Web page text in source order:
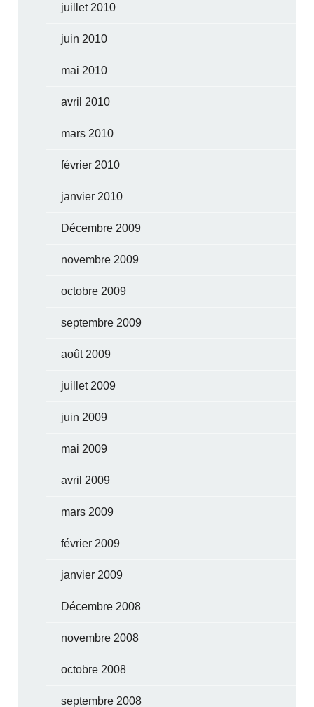
juillet 2010
juin 2010
mai 2010
avril 2010
mars 2010
février 2010
janvier 2010
Décembre 2009
novembre 2009
octobre 2009
septembre 2009
août 2009
juillet 2009
juin 2009
mai 2009
avril 2009
mars 2009
février 2009
janvier 2009
Décembre 2008
novembre 2008
octobre 2008
septembre 2008